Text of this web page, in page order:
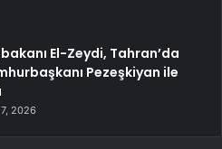
El-Zeydi, Tahran’da
Pezeşkiyan ile
2026